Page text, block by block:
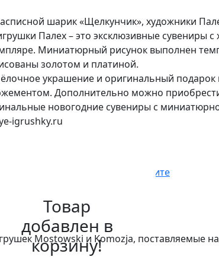
шарик «Щелкунчик», художники
Палех – это эксклюзивные сувениры
Миниатюрный рисунок выполнен
золотом и платиной.
украшение и оригинальный
Дополнительно можно
новогодние сувениры с
igrushky.ru
войдите
Mostowski и Komozja, поставляемые
Товар
добавлен в
корзину!